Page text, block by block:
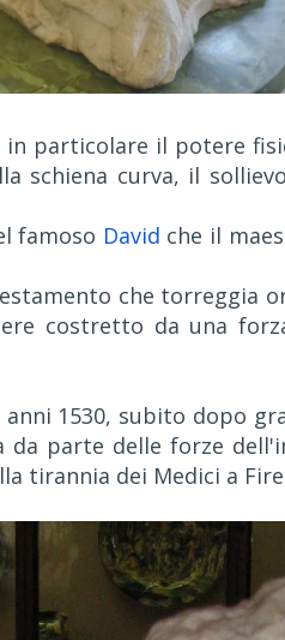
particolare il potere
schiena curva, il
famoso David che il
che torreggia
costretto da una
1530, subito dopo
da parte delle forze
tirannia dei Medici a